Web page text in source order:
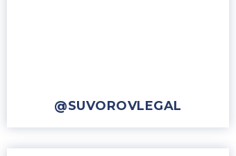
@SUVOROVLEGAL